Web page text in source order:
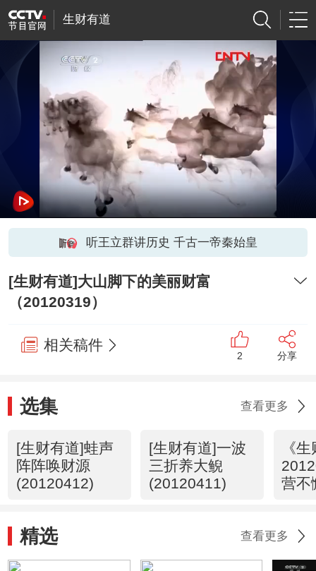
生财有道
听王立群讲历史 千古一帝秦始皇
[生财有道]大山脚下的美丽财富
（20120319）
相关稿件
2 分享
选集 查看更多
[生财有道]蛙声
阵阵唤财源
(20120412)
[生财有道]一波
三折养大鲵
(20120411)
《
营不
精选 查看更多